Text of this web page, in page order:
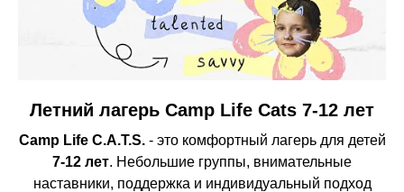
Летний лагерь Camp Life Cats 7-12 лет
Camp Life C.A.T.S.- это комфортный лагерь для детей
7-12 лет. Небольшие группы, внимательные
наставники, поддержка и индивидуальный подход